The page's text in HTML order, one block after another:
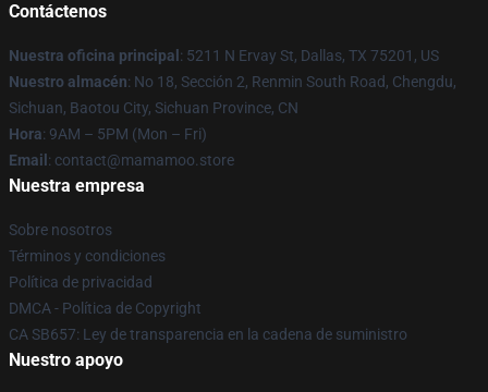
Contáctenos
Nuestra oficina principal : 5211 N Ervay St, Dallas, TX 75201, US
Nuestro almacén: No 18, Sección 2, Renmin South Road, Chengdu,
Sichuan, Baotou City, Sichuan Province, CN
Hora: 9AM – 5PM (Mon – Fri)
Email : contact@mamamoo.store
Nuestra empresa
Sobre nosotros
Términos y condiciones
Política de privacidad
DMCA - Política de Copyright
CA SB657: Ley de transparencia en la cadena de suministro
Nuestro apoyo